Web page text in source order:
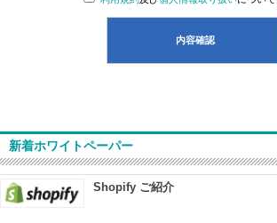
新着ホワイトペーパー
Shopify ご紹介